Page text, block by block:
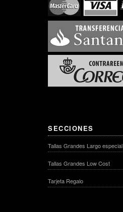
SECCIONES
Tallas Grandes Largo especial
Tallas Grandes Low Cost
Tarjeta Regalo